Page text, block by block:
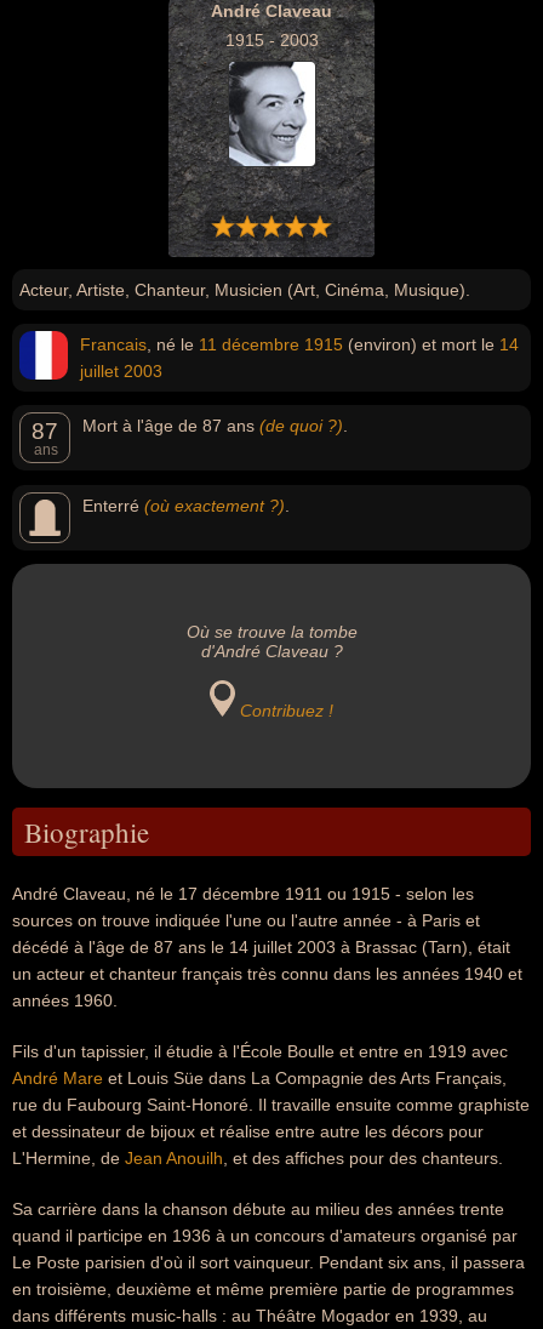
André Claveau
1915 - 2003
Acteur, Artiste, Chanteur, Musicien (Art, Cinéma, Musique).
Francais , né le 11 décembre 1915 (environ) et mort le 14
juillet 2003
87
ans
Mort à l'âge de 87 ans (de quoi ?)
Enterré (où exactement ?)
Où se trouve la tombe
d'André Claveau ?
Contribuez !
Biographie
André Claveau, né le 17 décembre 1911 ou 1915 - selon les
sources on trouve indiquée l'une ou l'autre année - à Paris et
décédé à l'âge de 87 ans le 14 juillet 2003 à Brassac (Tarn), était
un acteur et chanteur français très connu dans les années 1940 et
années 1960.
Fils d'un tapissier, il étudie à l'École Boulle et entre en 1919 avec
André Mare et Louis Süe dans La Compagnie des Arts Français,
rue du Faubourg Saint-Honoré. Il travaille ensuite comme graphiste
et dessinateur de bijoux et réalise entre autre les décors pour
L'Hermine, de Jean Anouilh , et des affiches pour des chanteurs.
Sa carrière dans la chanson débute au milieu des années trente
quand il participe en 1936 à un concours d'amateurs organisé par
Le Poste parisien d'où il sort vainqueur. Pendant six ans, il passera
en troisième, deuxième et même première partie de programmes
dans différents music-halls : au Théâtre Mogador en 1939, au